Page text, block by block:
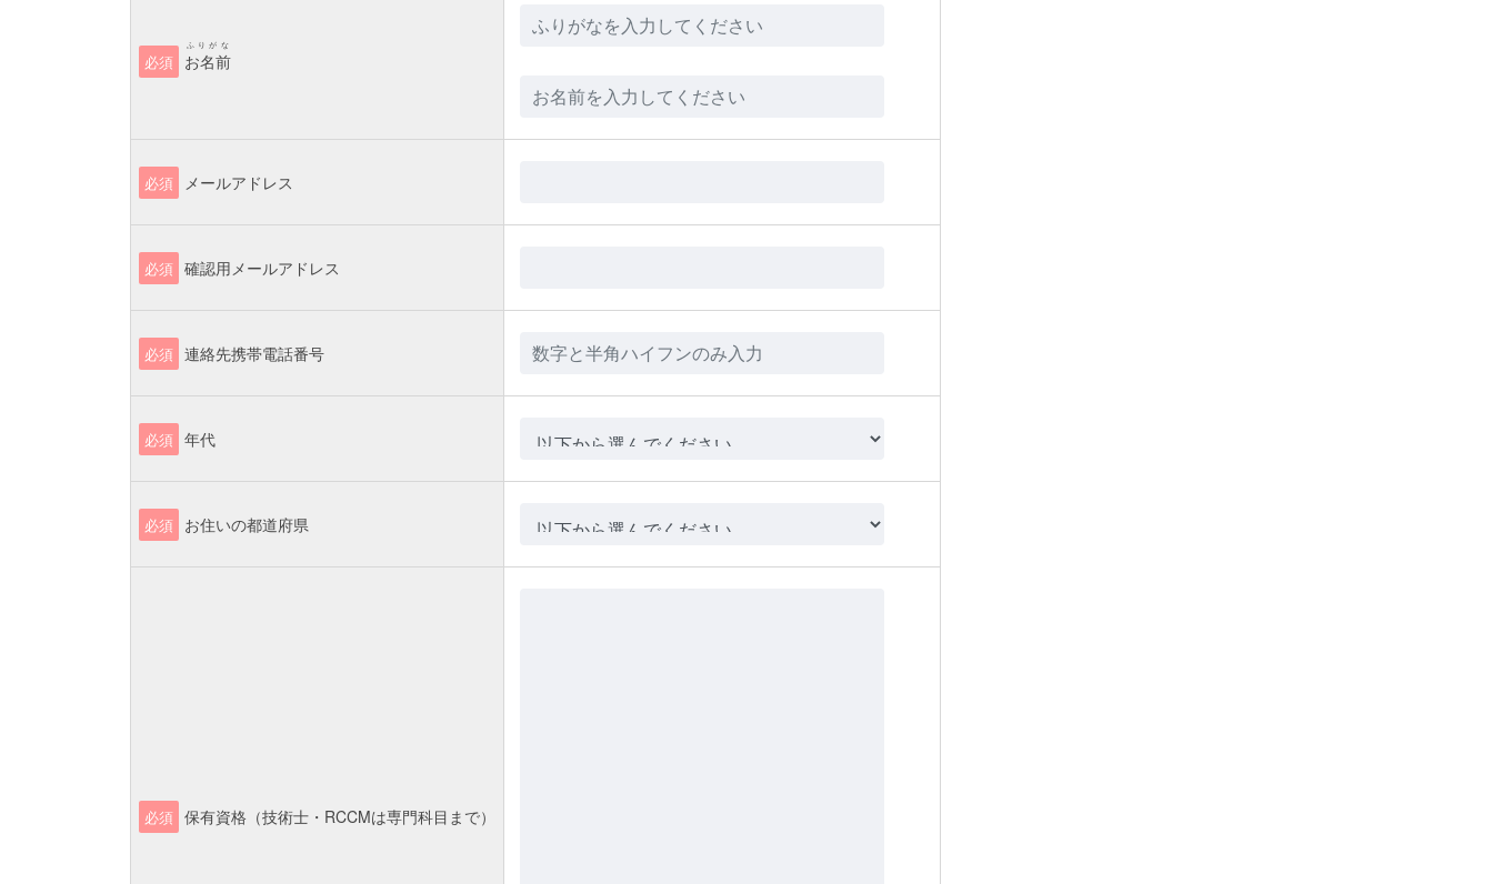
必須 お名前
ふりがな
必須 メールアドレス
必須 確認用メールアドレス
必須 連絡先携帯電話番号
必須 年代
必須 お住いの都道府県
必須 保有資格（技術士・RCCMは専門科目まで）